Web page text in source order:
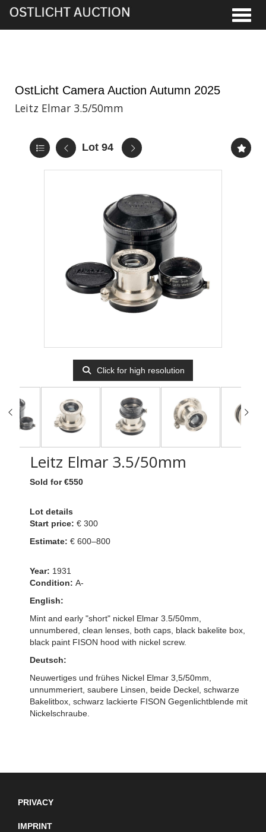
OstLicht Camera Auction Autumn 2025
Leitz Elmar 3.5/50mm
Lot 94
Click for high resolution
Leitz Elmar 3.5/50mm
Sold for €550
Lot details
Start price: € 300
Estimate: € 600–800
Year: 1931
Condition: A-
English:
Mint and early "short" nickel Elmar 3.5/50mm,
unnumbered, clean lenses, both caps, black bakelite box,
black paint FISON hood with nickel screw.
Deutsch:
Neuwertiges und frühes Nickel Elmar 3,5/50mm,
unnummeriert, saubere Linsen, beide Deckel, schwarze
Bakelitbox, schwarz lackierte FISON Gegenlichtblende mit
Nickelschraube.
PRIVACY
IMPRINT